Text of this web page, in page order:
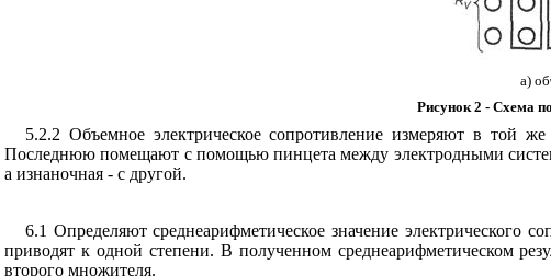
а)
Рисунок 2 - Схема
5.2.2 Объемное электрическое сопротивление измеряют в той
Последнюю помещают с помощью пинцета между электродными
а изнаночная - с другой.
6.1 Определяют среднеарифметическое значение электрического
приводят к одной степени. В полученном среднеарифметическом
второго множителя.